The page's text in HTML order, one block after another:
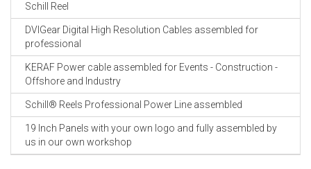
Schill Reel
DVIGear Digital High Resolution Cables assembled for
professional
KERAF Power cable assembled for Events - Construction -
Offshore and Industry
Schill® Reels Professional Power Line assembled
19 Inch Panels with your own logo and fully assembled by
us in our own workshop